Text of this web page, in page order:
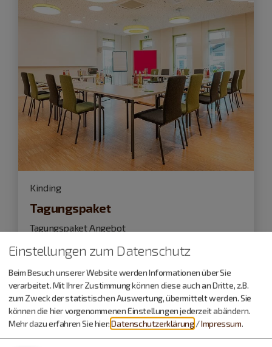
Kinding
Tagungspaket
Tagungspaket Angebot
ab59,- €
Einstellungen zum Datenschutz
Beim Besuch unserer Website werden Informationen über Sie
verarbeitet. Mit Ihrer Zustimmung können diese auch an Dritte, z.B.
zum Zweck der statistischen Auswertung, übermittelt werden. Sie
können die hier vorgenommenen Einstellungen jederzeit abändern.
Mehr dazu erfahren Sie hier:Datenschutzerklärung /Impressum.